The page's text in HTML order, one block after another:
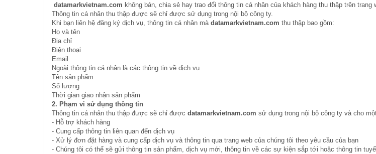
datamarkvietnam.com không bán, chia sẻ hay trao đổi thông tin cá nhân của khách hàng thu thập trên
Thông tin cá nhân thu thập được sẽ chỉ được sử dụng trong nội bộ công ty.
Khi bạn liên hệ đăng ký dịch vụ, thông tin cá nhân mà datamarkvietnam.com thu thập bao gồm:
Họ và tên
Địa chỉ
Điện thoại
Email
Ngoài thông tin cá nhân là các thông tin về dịch vụ
Tên sản phẩm
Số lượng
Thời gian giao nhận sản phẩm
2. Phạm vi sử dụng thông tin
Thông tin cá nhân thu thập được sẽ chỉ được datamarkvietnam.com sử dụng trong nội bộ công ty và cho
- Hỗ trợ khách hàng
- Cung cấp thông tin liên quan đến dịch vụ
- Xử lý đơn đặt hàng và cung cấp dịch vụ và thông tin qua trang web của chúng tôi theo yêu cầu của bạn
- Chúng tôi có thể sẽ gửi thông tin sản phẩm, dịch vụ mới, thông tin về các sự kiện sắp tới hoặc thông tin